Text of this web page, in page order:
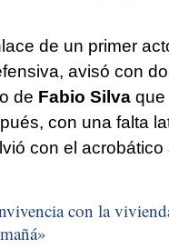
de un primer
avisó con
de Fabio Silvaque
con una falta
con el acrobático
con la
»